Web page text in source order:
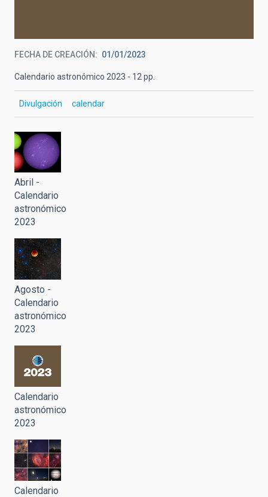
FECHA DE CREACIÓN 01/01/2023
Calendario astronómico 2023 - 12 pp.
Divulgación calendar
Abril -
Calendario
astronómico
2023
Agosto -
Calendario
astronómico
2023
Calendario
astronómico
2023
Calendario